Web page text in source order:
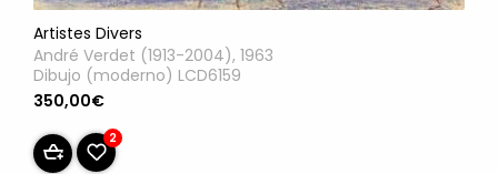
Artistes Divers
André Verdet (1913-2004), 1963
Dibujo (moderno) LCD6159
350,00€
2